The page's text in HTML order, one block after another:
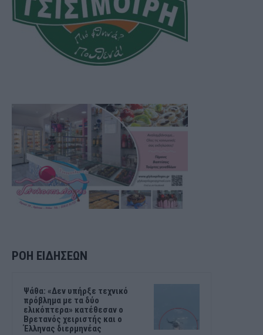
ΡΟΗ ΕΙΔΗΣΕΩΝ
Ψάθα: «Δεν υπήρξε τεχνικό
πρόβλημα με τα δύο
ελικόπτερα» κατέθεσαν ο
Βρετανός χειριστής και ο
Έλληνας διερμηνέας